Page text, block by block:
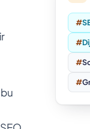
#
#
#
#